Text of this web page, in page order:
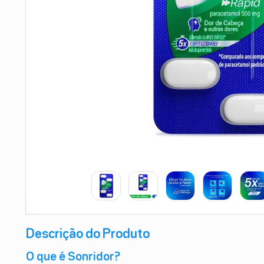
Descrição do Produto
O que é Sonridor?
9º esmalte
10ºabsorvente